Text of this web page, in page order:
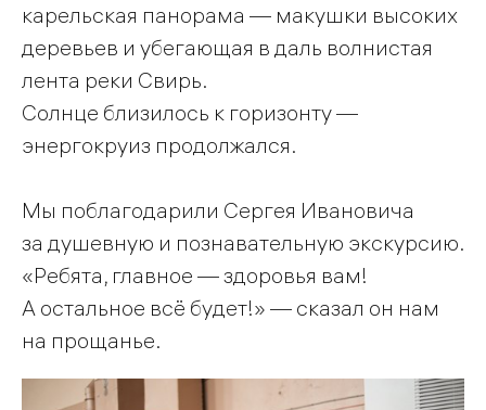
карельская панорама — макушки высоких
деревьев и убегающая в даль волнистая
лента реки Свирь.
Солнце близилось к горизонту —
энергокруиз продолжался.
Мы поблагодарили Сергея Ивановича
за душевную и познавательную экскурсию.
«Ребята, главное — здоровья вам!
А остальное всё будет!» — сказал он нам
на прощанье.